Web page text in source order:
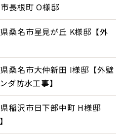
長根町 O様邸
桑名市星見が丘 K様邸【外
桑名市大仲新田 I様邸【外壁
ダ防水工事】
稲沢市日下部中町 H様邸